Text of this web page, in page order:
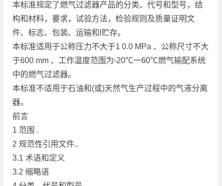
本标准规定了燃气过滤器产品的分类、代号和型号，结
构和材料，要求，试验方法，检验规则及质量证明文
件、标志、包装、运输和l贮存。
本标准适用于公称压力不大于1 0.0 MPa 、公称尺寸不大
于600 mm 、工作温度范围为-20℃一60℃燃气输配系统
中的燃气过滤器。
本标准不适用于石油和(或)天然气生产过程中的气液分离
器。
前言
1 范围 .
2 规范性引用文件..
3.1 术语和定义
3.2 缩略语